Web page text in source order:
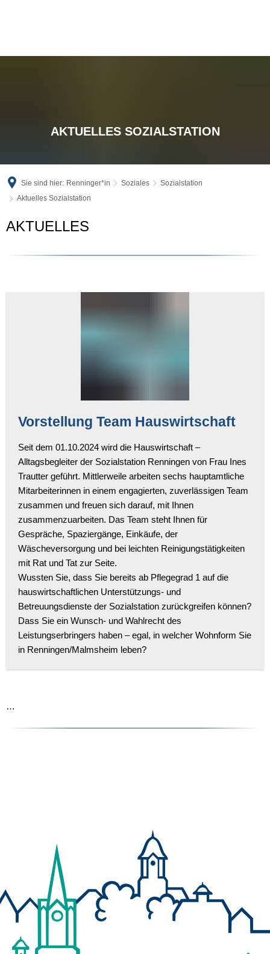
AKTUELLES SOZIALSTATION
Sie sind hier: Renninger*in Soziales
Sozialstation
Aktuelles Sozialstation
Aktuelles
AKTUELLES
Vorstellung Team Hauswirtschaft
Seit dem 01.10.2024 wird die Hauswirtschaft –
Alltagsbegleiter der Sozialstation Renningen von Frau Ines
Trautter geführt. Mittlerweile arbeiten sechs hauptamtliche
Mitarbeiterinnen in einem engagierten, zuverlässigen Team
zusammen und freuen sich darauf, mit Ihnen
zusammenzuarbeiten. Das Team steht Ihnen für
Gespräche, Spaziergänge, Einkäufe, der
Wäscheversorgung und bei leichten Reinigungstätigkeiten
mit Rat und Tat zur Seite.
Wussten Sie, dass Sie bereits ab Pflegegrad 1 auf die
hauswirtschaftlichen Unterstützungs- und
Betreuungsdienste der Sozialstation zurückgreifen können?
Dass Sie ein Wunsch- und Wahlrecht des
Leistungserbringers haben – egal, in welcher Wohnform Sie
in Renningen/Malmsheim leben?
…